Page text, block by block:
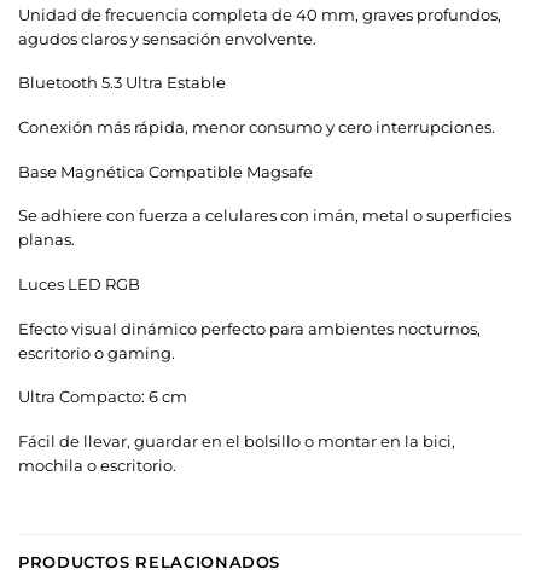
Unidad de frecuencia completa de 40 mm, graves profundos,
agudos claros y sensación envolvente.
Bluetooth 5.3 Ultra Estable
Conexión más rápida, menor consumo y cero interrupciones.
Base Magnética Compatible Magsafe
Se adhiere con fuerza a celulares con imán, metal o superficies
planas.
Luces LED RGB
Efecto visual dinámico perfecto para ambientes nocturnos,
escritorio o gaming.
Ultra Compacto: 6 cm
Fácil de llevar, guardar en el bolsillo o montar en la bici,
mochila o escritorio.
PRODUCTOS RELACIONADOS